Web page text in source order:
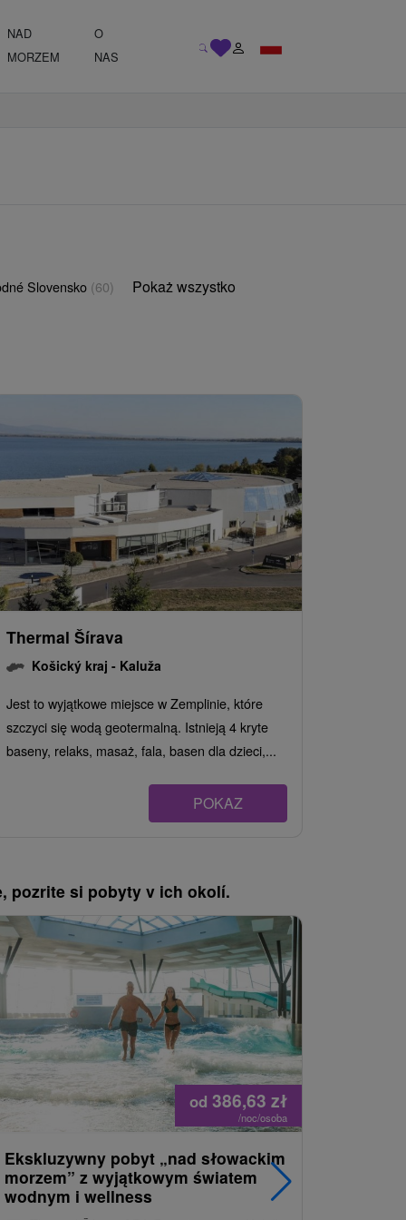
NAD
MORZEM
O
NAS
Slovensko (60) Pokaż wszystko
Thermal Šírava
Košický kraj - Kaluža
Jest to wyjątkowe miejsce w Zemplinie, które
szczyci się wodą geotermalną. Istnieją 4 kryte
baseny, relaks, masaż, fala, basen dla dzieci,...
POKAZ
pozrite si pobyty v ich okolí.
od 386,63 zł
/noc/osoba
Ekskluzywny pobyt „nad słowackim
morzem” z wyjątkowym światem
wodnym i wellness